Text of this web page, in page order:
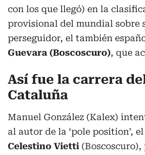
con los que llegó) en la
provisional del mundial sobre
perseguidor, el también
Guevara (Boscoscuro), que
Así fue la carrera
Cataluña
Manuel González (Kalex)
al autor de la ‘pole position’,
Celestino Vietti (Boscoscuro),